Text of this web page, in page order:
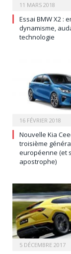
11 MARS 2018
Essai BMW X2 :
dynamisme,
technologie
16 FÉVRIER 2018
Nouvelle Kia
troisième
européenne (et
apostrophe)
5 DÉCEMBRE 2017